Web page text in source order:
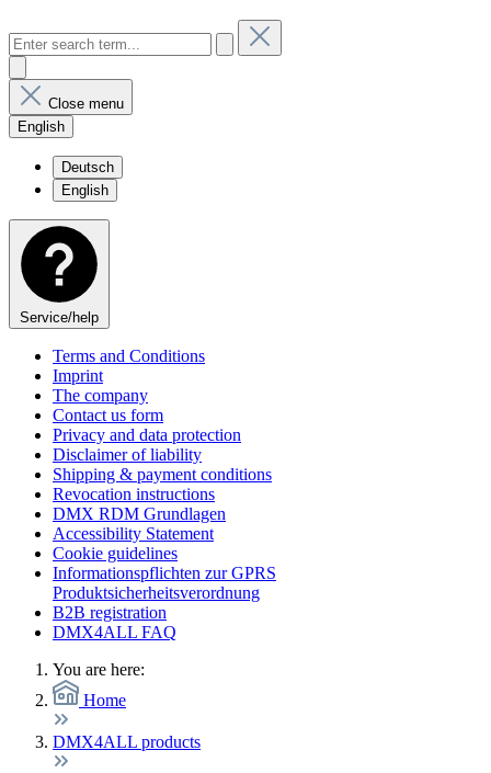
Close menu
English
Deutsch
English
Service/help
Terms and Conditions
Imprint
The company
Contact us form
Privacy and data protection
Disclaimer of liability
Shipping & payment conditions
Revocation instructions
DMX RDM Grundlagen
Accessibility Statement
Cookie guidelines
Informationspflichten zur GPRS
Produktsicherheitsverordnung
B2B registration
DMX4ALL FAQ
You are here:
Home
DMX4ALL products